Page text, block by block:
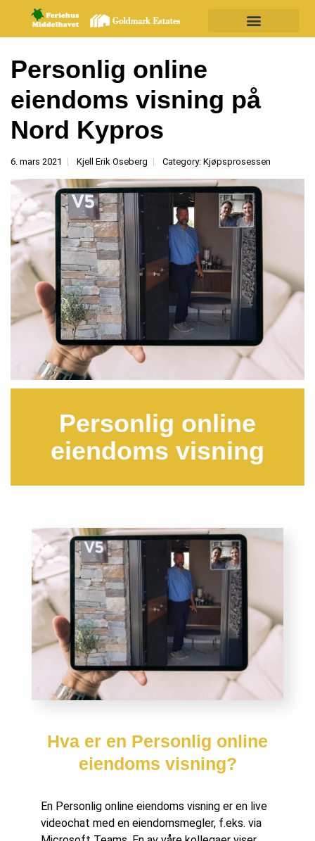
Personlig online
eiendoms visning på
Nord Kypros
6. mars 2021 Kjell Erik Oseberg Category: Kjøpsprosessen
Personlig online
eiendoms visning
Hva er en Personlig online
eiendoms visning?
En Personlig online eiendoms visning er en live
videochat med en eiendomsmegler, f.eks. via